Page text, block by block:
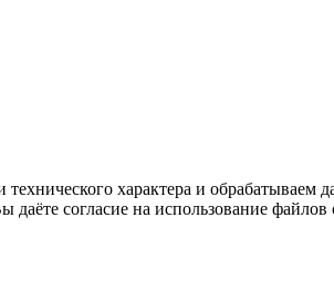
характера и обрабатываем
согласие на использование